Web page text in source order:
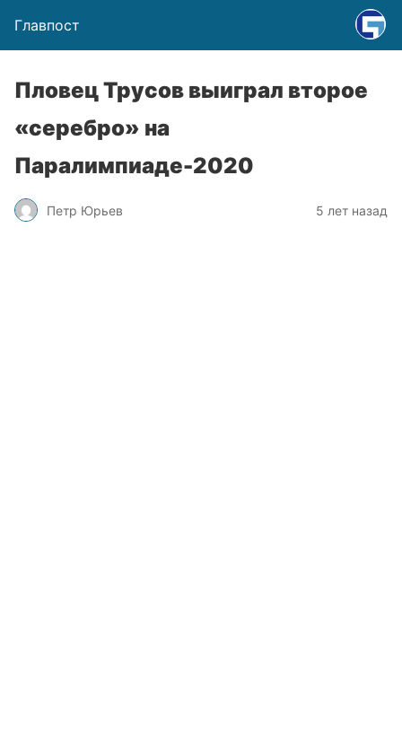
Главпост
Пловец Трусов выиграл второе
«серебро» на
Паралимпиаде-2020
Петр Юрьев 5 лет назад